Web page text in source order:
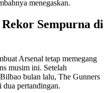
menegaskan.
Sempurna di
Arsenal tetap memegang
musim ini. Setelah
bulan lalu, The Gunners
pertandingan.